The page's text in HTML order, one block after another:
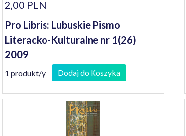
2,00 PLN
Pro Libris: Lubuskie Pismo
Literacko-Kulturalne nr 1(26)
2009
1 produkt/y Dodaj do Koszyka